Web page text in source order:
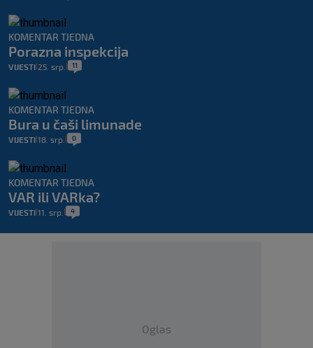
KOMENTAR TJEDNA
Porazna inspekcija
VIJESTI 25. srp. 11
KOMENTAR TJEDNA
Bura u čaši limunade
VIJESTI 18. srp. 0
KOMENTAR TJEDNA
VAR ili VARka?
VIJESTI 11. srp. 4
Oglas